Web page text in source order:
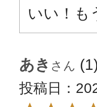
いい！も
あき 1
投稿日